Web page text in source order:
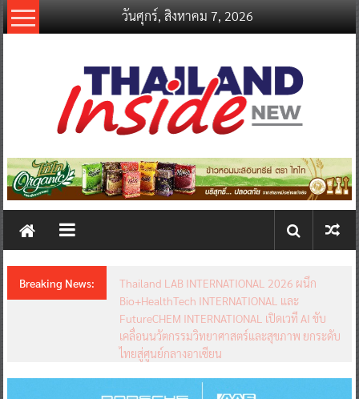
Skip
to
วันศุกร์, สิงหาคม 7, 2026
thailandinsidenew.com
Thailand
New
Breaking News:
Thailand LAB INTERNATIONAL 2026 ผนึก
Bio+HealthTech INTERNATIONAL และ
FutureCHEM INTERNATIONAL เปิดเวที AI ขับ
เคลื่อนนวัตกรรมวิทยาศาสตร์และสุขภาพ ยกระดับ
ไทยสู่ศูนย์กลางอาเซียน